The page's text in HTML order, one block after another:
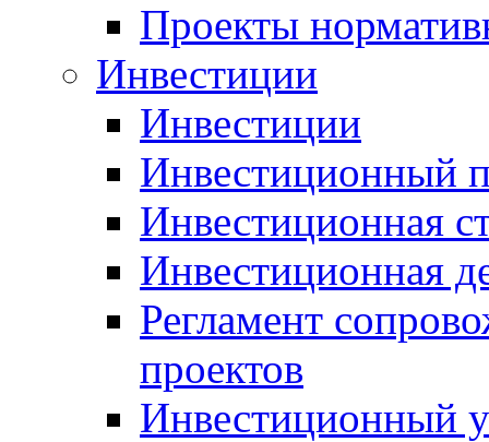
Проекты
Инвестиции
Инвестиции
Инвестиционный
Инвестиционная
Инвестиционная
Регламент
проектов
Инвестиционный